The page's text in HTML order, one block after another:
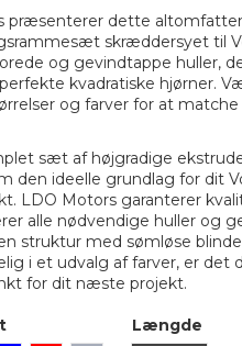
præsenterer dette
skræddersyet til
og gevindtappe huller,
kvadratiske hjørner.
og farver for at
sæt af højgradige
den ideelle grundlag for dit
LDO Motors garanterer
alle nødvendige huller og
struktur med sømløse
i et udvalg af farver, er det
for dit næste projekt.
Længde